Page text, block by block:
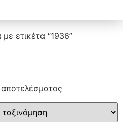
ετικέτα “1936”